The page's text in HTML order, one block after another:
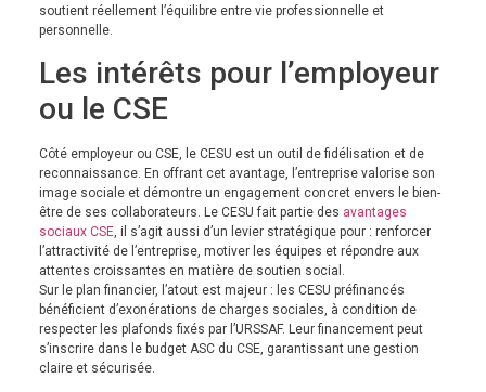
soutient réellement l’équilibre entre vie professionnelle et
personnelle.
Les intérêts pour l’employeur
ou le CSE
Côté employeur ou CSE, le CESU est un outil de fidélisation et de
reconnaissance. En offrant cet avantage, l’entreprise valorise son
image sociale et démontre un engagement concret envers le bien-
être de ses collaborateurs. Le CESU fait partie des avantages
sociaux CSE, il s’agit aussi d’un levier stratégique pour : renforcer
l’attractivité de l’entreprise, motiver les équipes et répondre aux
attentes croissantes en matière de soutien social.
Sur le plan financier, l’atout est majeur : les CESU préfinancés
bénéficient d’exonérations de charges sociales, à condition de
respecter les plafonds fixés par l’URSSAF. Leur financement peut
s’inscrire dans le budget ASC du CSE, garantissant une gestion
claire et sécurisée.